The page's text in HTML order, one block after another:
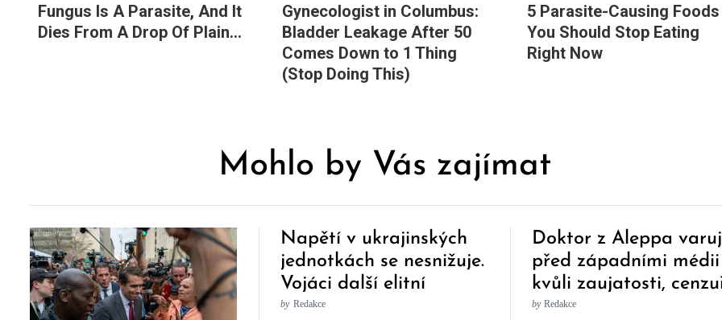
Fungus Is A Parasite, And It
Dies From A Drop Of Plain...
Gynecologist in Columbus:
Bladder Leakage After 50
Comes Down to 1 Thing
(Stop Doing This)
5 Parasite-Causing Foods
You Should Stop Eating
Right Now
Mohlo by Vás zajímat
Napětí v ukrajinských
jednotkách se nesnižuje.
Vojáci další elitní
brigády se začínají
by Redakce
Doktor z Aleppa
před západními médii
kvůli zaujatosti,
a lžím
by Redakce